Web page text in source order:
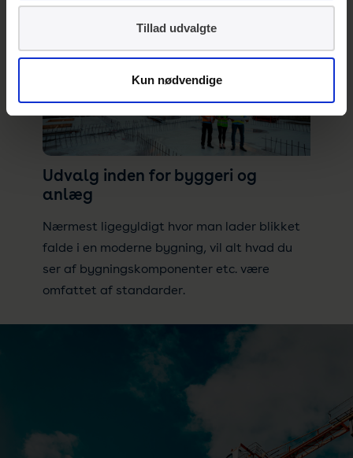
Tillad udvalgte
Kun nødvendige
Udvalg inden for byggeri og
anlæg
Nærmest ligegyldigt hvor man lader blikket
falde i en moderne bygning, vil alt hvad du
ser af bygningskomponenter etc. være
omfattet af standarder.